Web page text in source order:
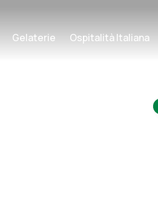
Gelaterie Ospitalità Italiana